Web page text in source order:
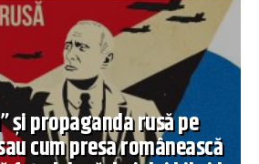
și propaganda rusă pe
cum presa românească